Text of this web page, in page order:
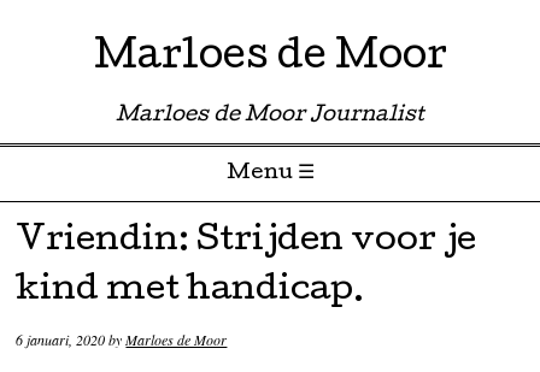
Marloes de Moor
Marloes de Moor Journalist
Menu ☰
Skip to content
Vriendin: Strijden voor je
kind met handicap.
6 januari, 2020byMarloes de Moor